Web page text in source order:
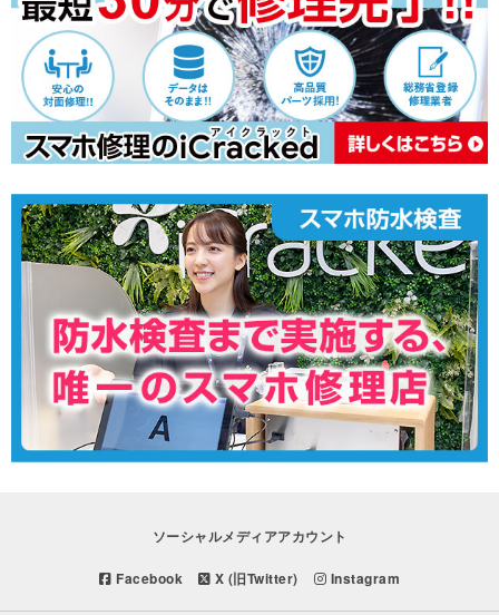
ソーシャルメディアアカウント
Facebook X (旧Twitter) Instagram